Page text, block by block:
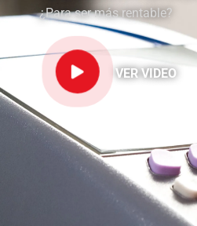
¿Para ser más rentable?
VER VIDEO